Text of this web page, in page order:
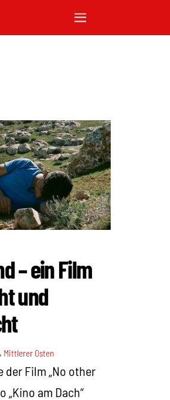
– ein Film
und
Mittlerer Osten
der Film „No other
„Kino am Dach“